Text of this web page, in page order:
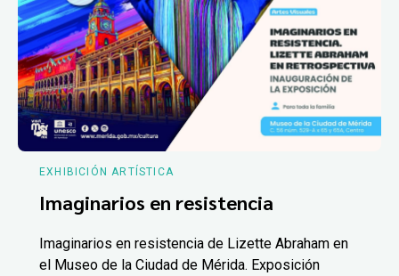
EXHIBICIÓN ARTÍSTICA
Imaginarios en resistencia
Imaginarios en resistencia de Lizette Abraham en
el Museo de la Ciudad de Mérida. Exposición